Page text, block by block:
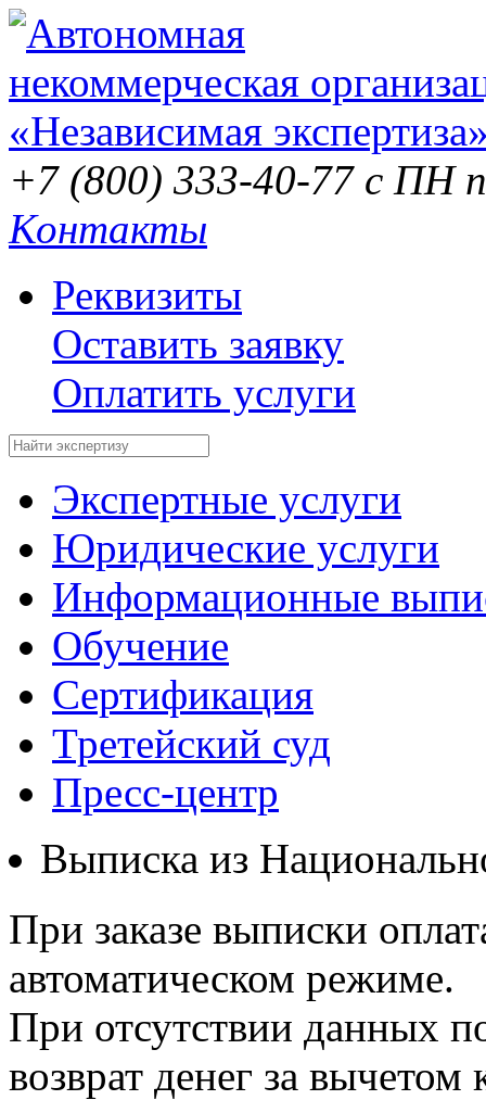
+7 (800) 333-40-77 с ПН
Контакты
Реквизиты
Оставить заявку
Оплатить услуги
Экспертные услуги
Юридические услуги
Информационные
Обучение
Сертификация
Третейский суд
Пресс-центр
Выписка из
При заказе выписки
автоматическом режиме.
При отсутствии данных
возврат денег за